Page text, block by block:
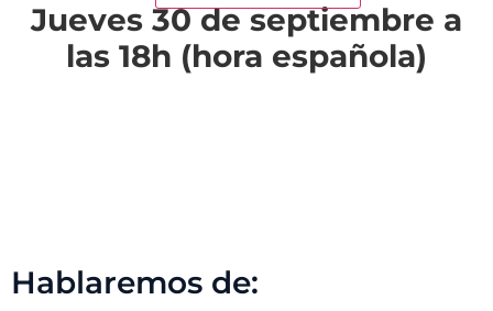
Jueves 30 de septiembre a
las 18h (hora española)
Hablaremos de: